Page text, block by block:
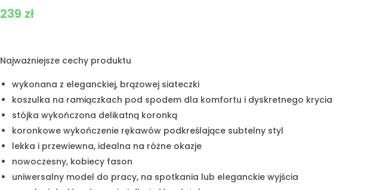
239 zł
Najważniejsze cechy produktu
wykonana z eleganckiej, brązowej siateczki
koszulka na ramiączkach pod spodem dla komfortu i dyskretnego krycia
stójka wykończona delikatną koronką
koronkowe wykończenie rękawów podkreślające subtelny styl
lekka i przewiewna, idealna na różne okazje
nowoczesny, kobiecy fason
uniwersalny model do pracy, na spotkania lub eleganckie wyjścia